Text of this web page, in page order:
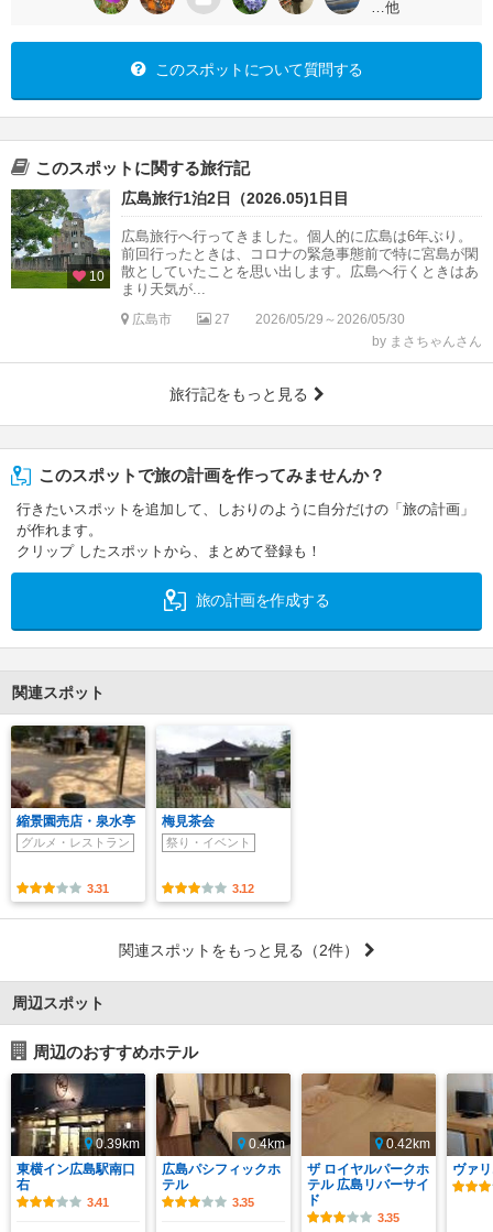
…他
このスポットについて質問する
このスポットに関する旅行記
10
広島旅行1泊2日（2026.05)1日目
広島旅行へ行ってきました。個人的に広島は6年ぶり。
前回行ったときは、コロナの緊急事態前で特に宮島が閑
散としていたことを思い出します。広島へ行くときはあ
まり天気が...
広島市 27
2026/05/29～2026/05/30
by まさちゃんさん
旅行記をもっと見る
このスポットで旅の計画を作ってみませんか？
行きたいスポットを追加して、しおりのように自分だけの「旅の計画」
が作れます。
クリップ したスポットから、まとめて登録も！
旅の計画を作成する
関連スポット
縮景園売店・泉水亭
グルメ・レストラン
3.31
梅見茶会
祭り・イベント
3.12
関連スポットをもっと見る （2件）
周辺スポット
周辺のおすすめホテル
0.39km
東横イン広島駅南口
右
3.41
0.4km
広島パシフィックホ
テル
3.35
0.42km
ザ ロイヤルパークホ
テル 広島リバーサイ
ド
3.35
ヴァ